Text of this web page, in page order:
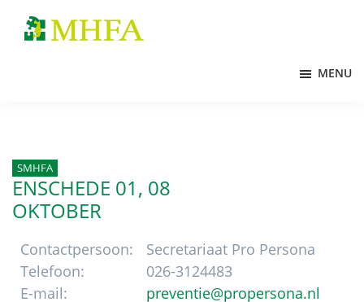
naar
naar
naar
MENU
SMHFA
ENSCHEDE 01, 08
OKTOBER
Contactpersoon:
Secretariaat Pro Persona
Telefoon:
026-3124483
E-mail:
preventie@propersona.nl